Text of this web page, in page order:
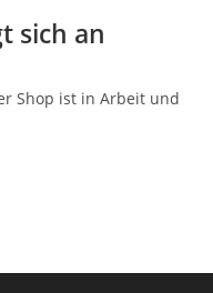
sich an
Shop ist in Arbeit und